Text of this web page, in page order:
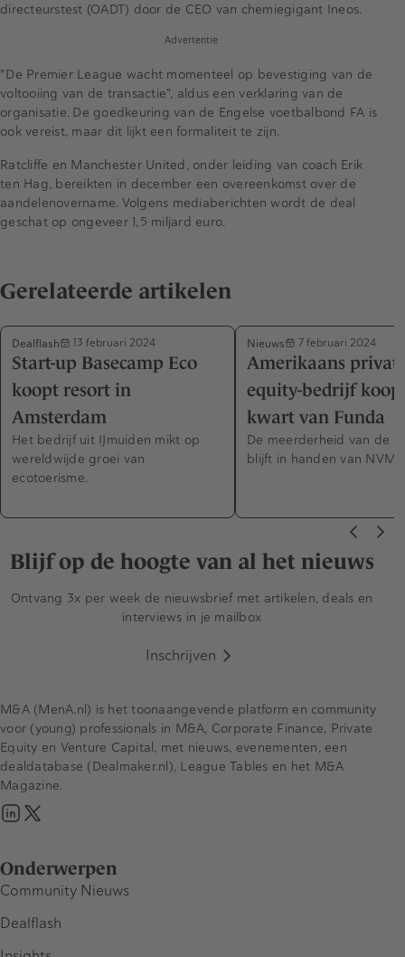
directeurstest (OADT) door de CEO van chemiegigant Ineos.
Advertentie
"De Premier League wacht momenteel op bevestiging van de
voltooiing van de transactie", aldus een verklaring van de
organisatie. De goedkeuring van de Engelse voetbalbond FA is
ook vereist, maar dit lijkt een formaliteit te zijn.
Ratcliffe en Manchester United, onder leiding van coach Erik
ten Hag, bereikten in december een overeenkomst over de
aandelenovername. Volgens mediaberichten wordt de deal
geschat op ongeveer 1,5 miljard euro.
Gerelateerde artikelen
Dealflash 13 februari 2024
Start-up Basecamp Eco
koopt resort in
Amsterdam
Het bedrijf uit IJmuiden mikt op
wereldwijde groei van
ecotoerisme.
Nieuws 7 februari 2024
Amerikaans
equity-bedrijf
kwart van Funda
De meerderheid van de
blijft in handen van NVM.
Blijf op de hoogte van al het nieuws
Ontvang 3x per week de nieuwsbrief met artikelen, deals en
interviews in je mailbox
Inschrijven
Onderwerpen
Community Nieuws
Dealflash
M&A (MenA.nl) is het toonaangevende platform en community
voor (young) professionals in M&A, Corporate Finance, Private
Equity en Venture Capital, met nieuws, evenementen, een
dealdatabase (Dealmaker.nl), League Tables en het M&A
Magazine.